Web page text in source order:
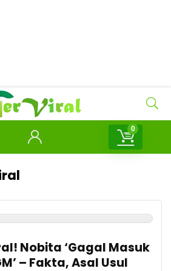
0
Nobita ‘Gagal Masuk
– Fakta, Asal Usul